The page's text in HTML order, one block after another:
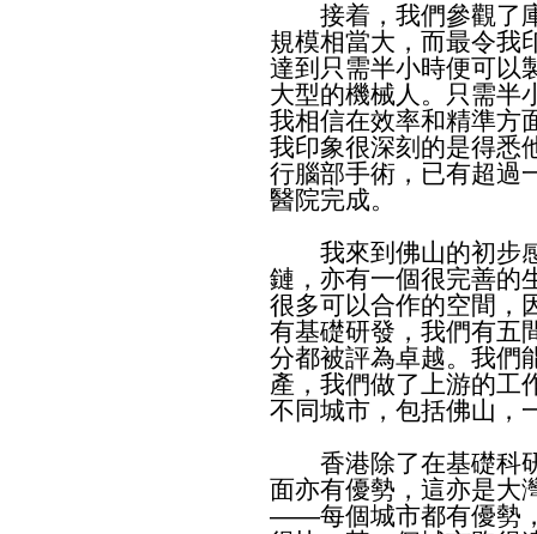
接着，我們參觀了庫
規模相當大，而最令我
達到只需半小時便可以
大型的機械人。只需半
我相信在效率和精準方
我印象很深刻的是得悉
行腦部手術，已有超過
醫院完成。
我來到佛山的初步感
鏈，亦有一個很完善的
很多可以合作的空間，
有基礎研發，我們有五
分都被評為卓越。我們
產，我們做了上游的工
不同城市，包括佛山，
香港除了在基礎科研
面亦有優勢，這亦是大
——每個城市都有優勢